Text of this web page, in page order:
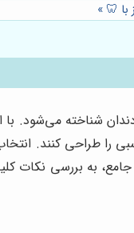
با 🦷 »
شناخته می‌شود. با
را طراحی کنند.
به بررسی نکات